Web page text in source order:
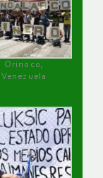
Orinoco,
Venezuela